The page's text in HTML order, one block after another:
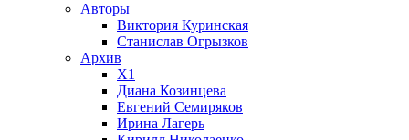
Авторы
Виктория Куринская
Станислав Огрызков
Архив
X1
Диана Козинцева
Евгений Семиряков
Ирина Лагерь